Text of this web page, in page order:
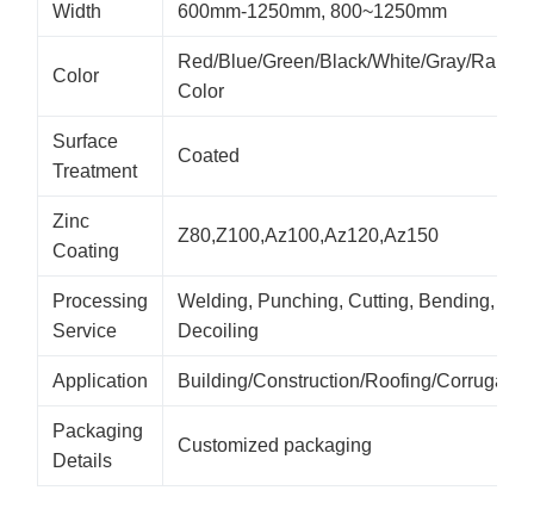
Width 600mm-1250mm, 800~1250mm
Color
Red/Blue/Green/Black/White/Gray/Ral
Color
Surface
Treatment
Coated
Zinc
Coating
Z80,Z100,Az100,Az120,Az150
Processing
Service
Welding, Punching, Cutting, Bending,
Decoiling
Application Building/Construction/Roofing/Corrugated
Packaging
Details
Customized packaging